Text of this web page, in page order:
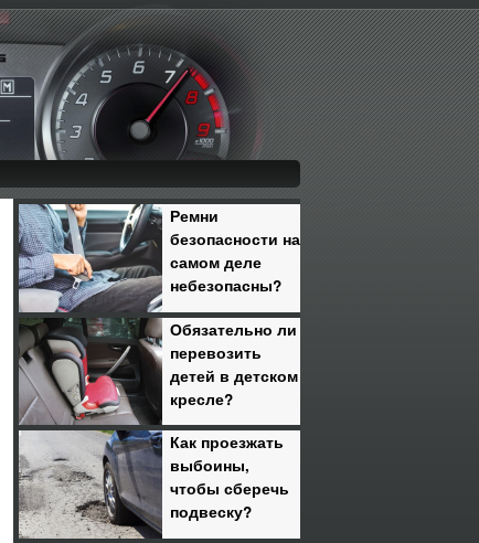
Ремни
безопасности на
самом деле
небезопасны?
Обязательно ли
перевозить
детей в детском
кресле?
Как проезжать
выбоины,
чтобы сберечь
подвеску?